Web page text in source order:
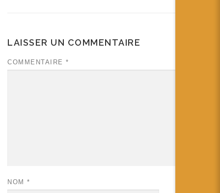
LAISSER UN COMMENTAIRE
COMMENTAIRE *
NOM *